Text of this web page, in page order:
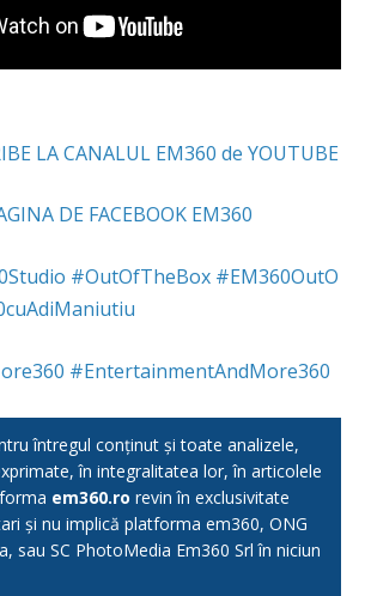
LA CANALUL EM360 de YOUTUBE
DE FACEBOOK EM360
#OutOfTheBox #EM360OutO
#EntertainmentAndMore360
întregul conținut și toate analizele,
în integralitatea lor, în articolele
em360.ro revin în exclusivitate
și nu implică platforma em360, ONG
sau SC PhotoMedia Em360 Srl în niciun